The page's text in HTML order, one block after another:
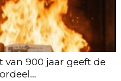
900 jaar geeft de